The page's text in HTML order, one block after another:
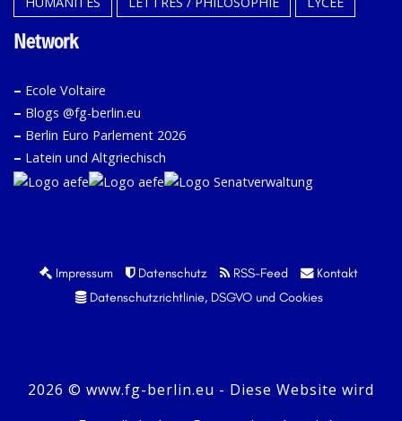
Network
– Ecole Voltaire
– Blogs @fg-berlin.eu
– Berlin Euro Parlement 2026
– Latein und Altgriechisch
Impressum Datenschutz RSS-Feed
Kontakt
Datenschutzrichtlinie, DSGVO und Cookies
2026 © www.fg-berlin.eu - Diese Website wird